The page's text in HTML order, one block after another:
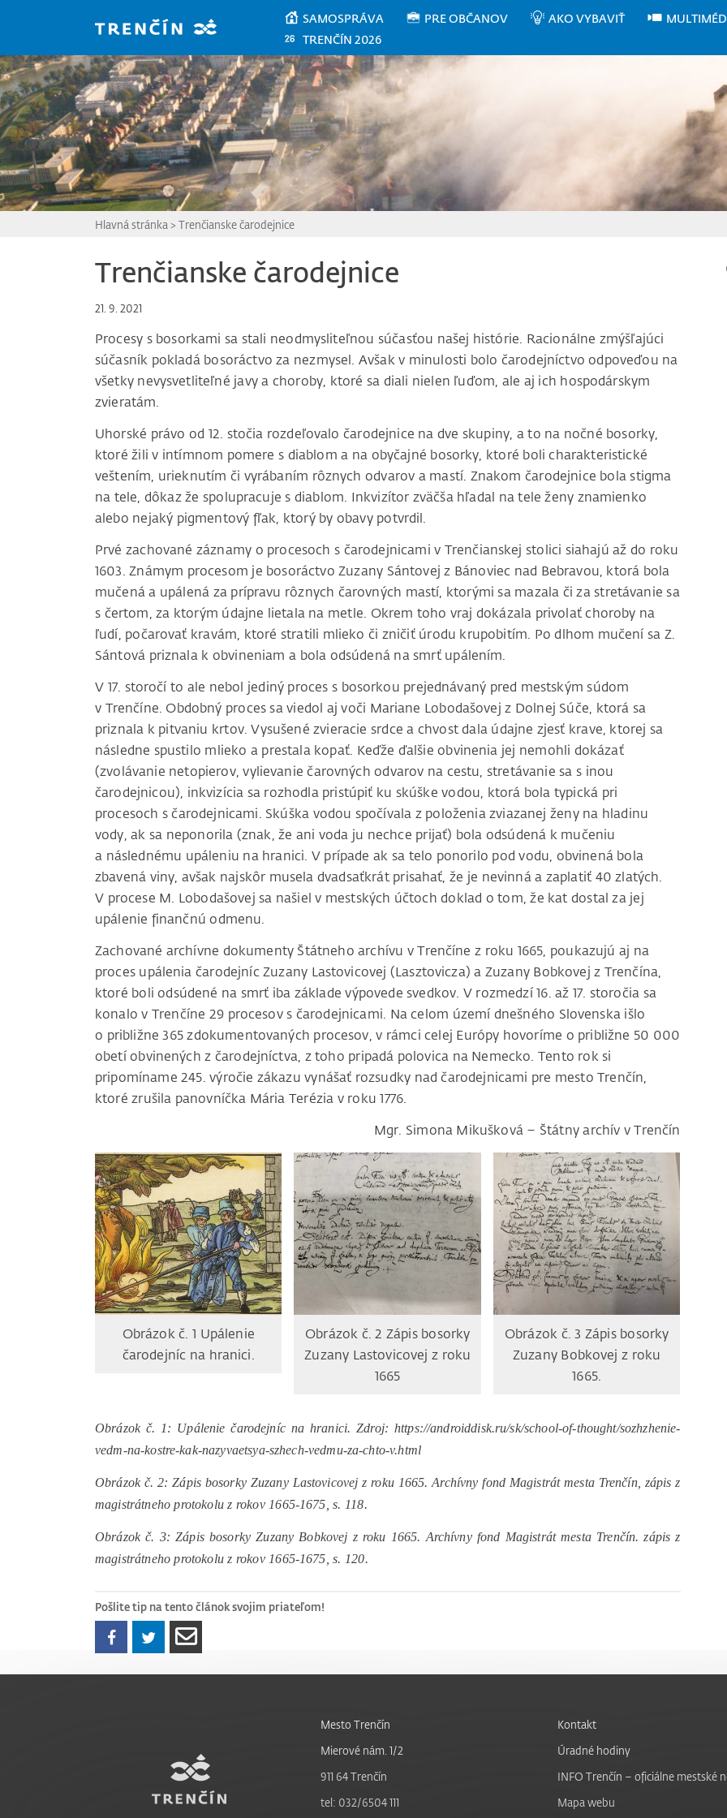
SAMOSPRÁVA PRE OBČANOV AKO VYBAVIŤ
TRENČÍN 2026
Hlavná stránka > Trenčianske čarodejnice
Trenčianske čarodejnice
21. 9. 2021
Procesy s bosorkami sa stali neodmysliteľnou súčasťou našej histórie. Racionálne zmýšľajúci
súčasník pokladá bosoráctvo za nezmysel. Avšak v minulosti bolo čarodejníctvo odpoveďou na
všetky nevysvetliteľné javy a choroby, ktoré sa diali nielen ľuďom, ale aj ich hospodárskym
zvieratám.
Uhorské právo od 12. stočia rozdeľovalo čarodejnice na dve skupiny, a to na nočné bosorky,
ktoré žili v intímnom pomere s diablom a na obyčajné bosorky, ktoré boli charakteristické
veštením, urieknutím či vyrábaním rôznych odvarov a mastí. Znakom čarodejnice bola stigma
na tele, dôkaz že spolupracuje s diablom. Inkvizítor zväčša hľadal na tele ženy znamienko
alebo nejaký pigmentový fľak, ktorý by obavy potvrdil.
Prvé zachované záznamy o procesoch s čarodejnicami v Trenčianskej stolici siahajú až do roku
1603. Známym procesom je bosoráctvo Zuzany Sántovej z Bánoviec nad Bebravou, ktorá bola
mučená a upálená za prípravu rôznych čarovných mastí, ktorými sa mazala či za stretávanie sa
s čertom, za ktorým údajne lietala na metle. Okrem toho vraj dokázala privolať choroby na
ľudí, počarovať kravám, ktoré stratili mlieko či zničiť úrodu krupobitím. Po dlhom mučení sa Z.
Sántová priznala k obvineniam a bola odsúdená na smrť upálením.
V 17. storočí to ale nebol jediný proces s bosorkou prejednávaný pred mestským súdom
v Trenčíne. Obdobný proces sa viedol aj voči Mariane Lobodašovej z Dolnej Súče, ktorá sa
priznala k pitvaniu krtov. Vysušené zvieracie srdce a chvost dala údajne zjesť krave, ktorej sa
následne spustilo mlieko a prestala kopať. Keďže ďalšie obvinenia jej nemohli dokázať
(zvolávanie netopierov, vylievanie čarovných odvarov na cestu, stretávanie sa s inou
čarodejnicou), inkvizícia sa rozhodla pristúpiť ku skúške vodou, ktorá bola typická pri
procesoch s čarodejnicami. Skúška vodou spočívala z položenia zviazanej ženy na hladinu
vody, ak sa neponorila (znak, že ani voda ju nechce prijať) bola odsúdená k mučeniu
a následnému upáleniu na hranici. V prípade ak sa telo ponorilo pod vodu, obvinená bola
zbavená viny, avšak najskôr musela dvadsaťkrát prisahať, že je nevinná a zaplatiť 40 zlatých.
V procese M. Lobodašovej sa našiel v mestských účtoch doklad o tom, že kat dostal za jej
upálenie finančnú odmenu.
Zachované archívne dokumenty Štátneho archívu v Trenčíne z roku 1665, poukazujú aj na
proces upálenia čarodejníc Zuzany Lastovicovej (Lasztovicza) a Zuzany Bobkovej z Trenčína,
ktoré boli odsúdené na smrť iba základe výpovede svedkov. V rozmedzí 16. až 17. storočia sa
konalo v Trenčíne 29 procesov s čarodejnicami. Na celom území dnešného Slovenska išlo
o približne 365 zdokumentovaných procesov, v rámci celej Európy hovoríme o približne 50 000
obetí obvinených z čarodejníctva, z toho pripadá polovica na Nemecko. Tento rok si
pripomíname 245. výročie zákazu vynášať rozsudky nad čarodejnicami pre mesto Trenčín,
ktoré zrušila panovníčka Mária Terézia v roku 1776.
Mgr. Simona Mikušková – Štátny archív v Trenčín
Obrázok č. 1 Upálenie
čarodejníc na hranici.
Obrázok č. 2 Zápis bosorky
Zuzany Lastovicovej z roku
1665
Obrázok č. 3 Zápis bosorky
Zuzany Bobkovej z roku
1665.
Obrázok č. 1: Upálenie čarodejníc na hranici. Zdroj: https://androiddisk.ru/sk/school-of-thought/sozhzhenie-
vedm-na-kostre-kak-nazyvaetsya-szhech-vedmu-za-chto-v.html
Obrázok č. 2: Zápis bosorky Zuzany Lastovicovej z roku 1665. Archívny fond Magistrát mesta Trenčín, zápis z
magistrátneho protokolu z rokov 1665-1675, s. 118.
Obrázok č. 3: Zápis bosorky Zuzany Bobkovej z roku 1665. Archívny fond Magistrát mesta Trenčín. zápis z
magistrátneho protokolu z rokov 1665-1675, s. 120.
Pošlite tip na tento článok svojim priateľom!
Mesto Trenčín
Mierové nám. 1/2
911 64 Trenčín
tel: 032/6504 111
Kontakt
Úradné hodiny
INFO Trenčín – oficiálne mestské
Mapa webu